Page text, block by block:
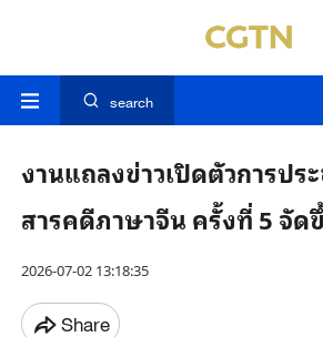
search
งานแถลงข่าวเปิดตัวการป
สารคดีภาษาจีน ครั้งที่ 5 จัด
2026-07-02 13:18:35
Share